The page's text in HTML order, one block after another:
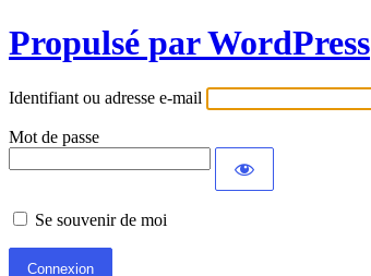
Propulsé par WordPress
Identifiant ou adresse e-mail
Mot de passe
Se souvenir de moi